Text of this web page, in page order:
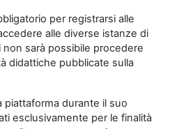
per registrarsi alle
alle diverse istanze di
sarà possibile procedere
didattiche pubblicate sulla
piattaforma durante il suo
esclusivamente per le finalità